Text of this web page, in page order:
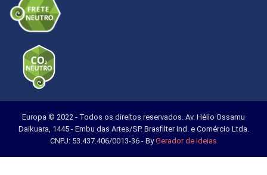
Europa © 2022 - Todos os direitos reservados. Av. Hélio Ossamu
Daikuara, 1445 - Embu das Artes/SP. Brasfilter Ind. e Comércio Ltda.
CNPJ: 53.437.406/0013-36 - ByGerador de Ideias